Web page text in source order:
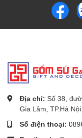
Địa chỉ: Số 38,
Gia Lâm, TP.Hà Nội
Số điện thoại: